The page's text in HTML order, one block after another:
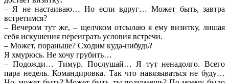
– Я не настаиваю… Но если вдруг… Может быть, завтра
встретимся?
– Вечером тут же, – щелчком отсылаю я ему визитку, лишая
себя искушения переиграть условия встречи.
– Может, пораньше? Сходим куда-нибудь?
Я хмурюсь. Не хочу грубить…
– Подожди… Тимур. Послушай… Я тут ненадолго. Всего
пара недель. Командировка. Так что навязываться не буду…